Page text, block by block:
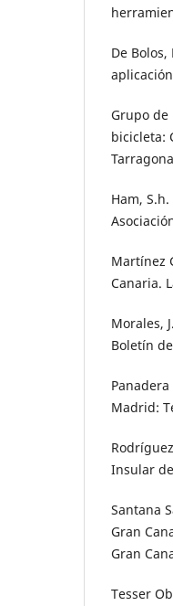
De
Grupo de
bicicleta:
Ham,
Martínez
Canaria.
Morales,
Boletín
Madrid:
Insular
Santana
Gran
Gran
Tesser